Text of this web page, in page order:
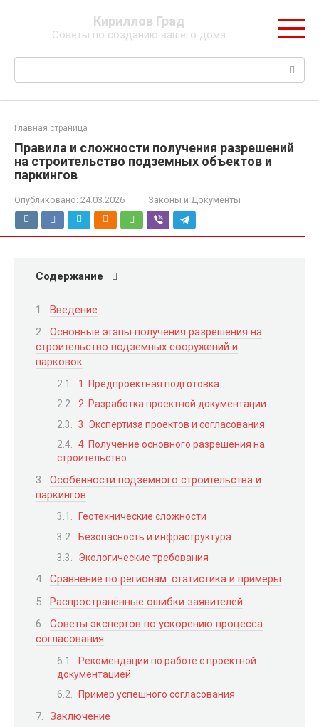
Кириллов Град
Советы по созданию вашего дома
Поиск:
Главная страница
Правила и сложности получения разрешений
на строительство подземных объектов и
паркингов
Опубликовано: 24.03.2026 Законы и Документы
Содержание
Введение
Основные этапы получения разрешения на
строительство подземных сооружений и
парковок
1. Предпроектная подготовка
2. Разработка проектной документации
3. Экспертиза проектов и согласования
4. Получение основного разрешения на
строительство
Особенности подземного строительства и
паркингов
Геотехнические сложности
Безопасность и инфраструктура
Экологические требования
Сравнение по регионам: статистика и примеры
Распространённые ошибки заявителей
Советы экспертов по ускорению процесса
согласования
Рекомендации по работе с проектной
документацией
Пример успешного согласования
Заключение